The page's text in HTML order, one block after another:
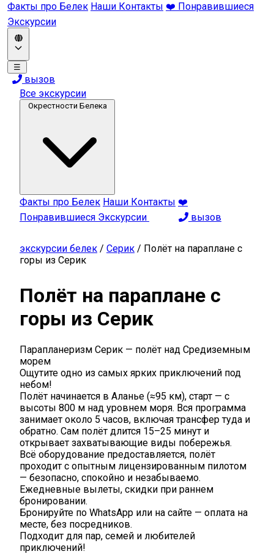
Факты про Белек Наши Контакты ❤️ Понравившиеся
Экскурсии
☰
вызов
Все экскурсии
Окрестности Белека
Факты про Белек Наши Контакты ❤️
Понравившиеся Экскурсии
вызов
экскурсии белек / Серик / Полёт на параплане с
горы из Серик
Полёт на параплане с
горы из Серик
Парапланеризм Серик — полёт над Средиземным
морем
Ощутите одно из самых ярких приключений под
небом!
Полёт начинается в Аланье (≈95 км), старт — с
высоты 800 м над уровнем моря. Вся программа
занимает около 5 часов, включая трансфер туда и
обратно. Сам полёт длится 15–25 минут и
открывает захватывающие виды побережья.
Всё оборудование предоставляется, полёт
проходит с опытным лицензированным пилотом
— безопасно, спокойно и незабываемо.
Ежедневные вылеты, скидки при раннем
бронировании.
Бронируйте по WhatsApp или на сайте — оплата на
месте, без посредников.
Подходит для пар, семей и любителей
приключений!